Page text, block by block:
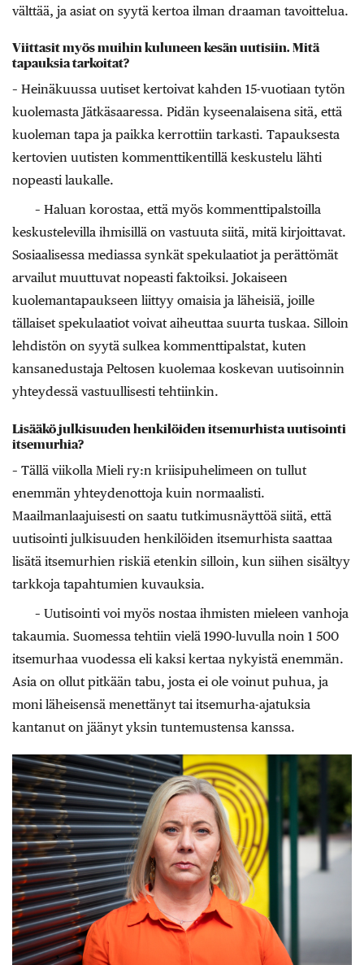
välttää, ja asiat on syytä kertoa ilman draaman tavoittelua.
Viittasit myös muihin kuluneen kesän uutisiin. Mitä
tapauksia tarkoitat?
– Heinäkuussa uutiset kertoivat kahden 15-vuotiaan tytön
kuolemasta Jätkäsaaressa. Pidän kyseenalaisena sitä, että
kuoleman tapa ja paikka kerrottiin tarkasti. Tapauksesta
kertovien uutisten kommenttikentillä keskustelu lähti
nopeasti laukalle.
– Haluan korostaa, että myös kommenttipalstoilla
keskustelevilla ihmisillä on vastuuta siitä, mitä kirjoittavat.
Sosiaalisessa mediassa synkät spekulaatiot ja perättömät
arvailut muuttuvat nopeasti faktoiksi. Jokaiseen
kuolemantapaukseen liittyy omaisia ja läheisiä, joille
tällaiset spekulaatiot voivat aiheuttaa suurta tuskaa. Silloin
lehdistön on syytä sulkea kommenttipalstat, kuten
kansanedustaja Peltosen kuolemaa koskevan uutisoinnin
yhteydessä vastuullisesti tehtiinkin.
Lisääkö julkisuuden henkilöiden itsemurhista uutisointi
itsemurhia?
– Tällä viikolla Mieli ry:n kriisipuhelimeen on tullut
enemmän yhteydenottoja kuin normaalisti.
Maailmanlaajuisesti on saatu tutkimusnäyttöä siitä, että
uutisointi julkisuuden henkilöiden itsemurhista saattaa
lisätä itsemurhien riskiä etenkin silloin, kun siihen sisältyy
tarkkoja tapahtumien kuvauksia.
– Uutisointi voi myös nostaa ihmisten mieleen vanhoja
takaumia. Suomessa tehtiin vielä 1990-luvulla noin 1 500
itsemurhaa vuodessa eli kaksi kertaa nykyistä enemmän.
Asia on ollut pitkään tabu, josta ei ole voinut puhua, ja
moni läheisensä menettänyt tai itsemurha-ajatuksia
kantanut on jäänyt yksin tuntemustensa kanssa.